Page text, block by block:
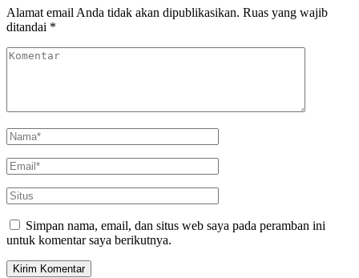
Alamat email Anda tidak akan dipublikasikan. Ruas yang wajib
ditandai *
Simpan nama, email, dan situs web saya pada peramban ini
untuk komentar saya berikutnya.